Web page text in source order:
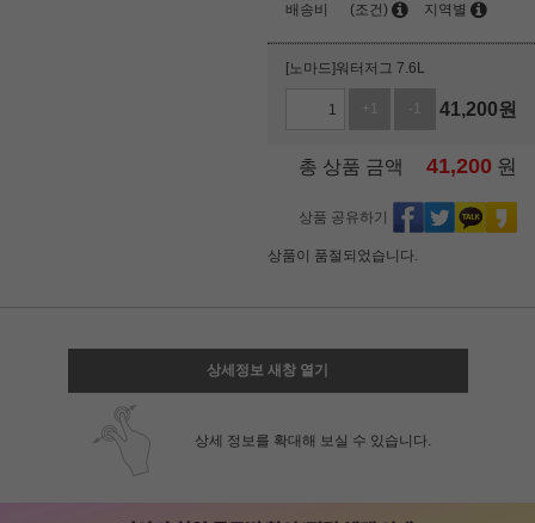
배송비
(조건) 지역별
[노마드]워터저그 7.6L
+1 -1 41,200원
총 상품 금액 41,200 원
상품 공유하기
상품이 품절되었습니다.
상세정보 새창 열기
상세 정보를 확대해 보실 수 있습니다.